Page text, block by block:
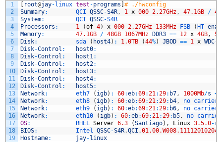
关于本博客
我要笑遍世界
1
2
3
4
5
6
7
8
9
10
11
12
13
14
15
16
17
18
19
[ root@jay-linux test -programs ]# ./hwconfig
Summary: QCI QSSC-S4R , 1 x 000 2.27GHz , 47.1GB /
System: QCI QSSC-S4R
Processors : 1 (of 4) x 000 2.27GHz 133MHz FSB (HT
Memory: 47.1GB / 48GB 1067MHz DDR3 == 12 x 4GB ,
52
Disk: sda ( host4) : 1.0TB (44%) JBOD == 1 x WDC-
Disk-Control : host0:
Disk-Control : host1 :
Disk-Control : host2:
Disk-Control : host3:
Disk-Control : host4:
Disk-Control : host5:
Network: eth7 ( igb) : 60:eb:69: 21 : 29: b7 , 1000Mb/s <
Network: eth8 ( igb) : 60:eb:69: 21 : 29: b4 , no carrier
Network: eth9 ( igb) : 60:eb:69: 21 : 29: b6 , no carrier
Network: eth10 ( igb) : 60:eb:69: 21 : 29: b5 , no carrier
OS: RHEL Server 6.3 (Santiago) , Linux 3.5.0-
BIOS: Intel QSSC-S4R.QCI .01.00.W008.111120102041
Hostname: jay-linux